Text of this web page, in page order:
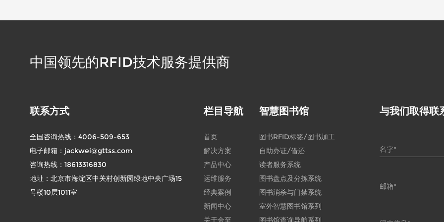
中国领先的RFID技术服务提供商
联系方式
全国咨询热线： 4006-509-653
电子邮箱： jackwei@gttss.com
咨询热线： 18613316830
地址：北京市海淀区中关村创新园绿地中央广场15
号楼10层1011室
栏目导航
首页
解决方案
产品中心
运维服务
经典案例
新闻中心
关于金至
智慧图书馆
图书RFID标签/图书加工
自助办证/借还
读者服务系统
图书盘点及分拣系统
图书消杀与门禁系统
室外智慧图书馆系列
图书馆查询导航系列
与我们取得联